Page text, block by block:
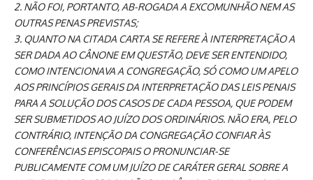
2. NÃO FOI, PORTANTO, AB-ROGADA A EXCOMUNHÃO NEM AS
OUTRAS PENAS PREVISTAS;
3. QUANTO NA CITADA CARTA SE REFERE À INTERPRETAÇÃO A
SER DADA AO CÂNONE EM QUESTÃO, DEVE SER ENTENDIDO,
COMO INTENCIONAVA A CONGREGAÇÃO, SÓ COMO UM APELO
AOS PRINCÍPIOS GERAIS DA INTERPRETAÇÃO DAS LEIS PENAIS
PARA A SOLUÇÃO DOS CASOS DE CADA PESSOA, QUE PODEM
SER SUBMETIDOS AO JUÍZO DOS ORDINÁRIOS. NÃO ERA, PELO
CONTRÁRIO, INTENÇÃO DA CONGREGAÇÃO CONFIAR ÀS
CONFERÊNCIAS EPISCOPAIS O PRONUNCIAR-SE
PUBLICAMENTE COM UM JUÍZO DE CARÁTER GERAL SOBRE A